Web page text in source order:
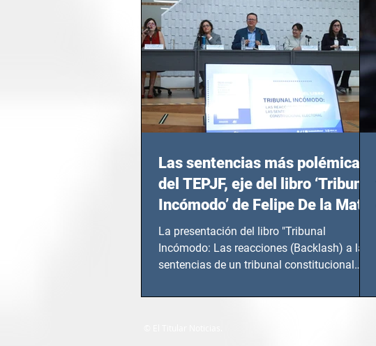
Las sentencias más polémicas
del TEPJF, eje del libro ‘Tribunal
Incómodo’ de Felipe De la Mata
La presentación del libro "Tribunal
Incómodo: Las reacciones (Backlash) a las
sentencias de un tribunal constitucional